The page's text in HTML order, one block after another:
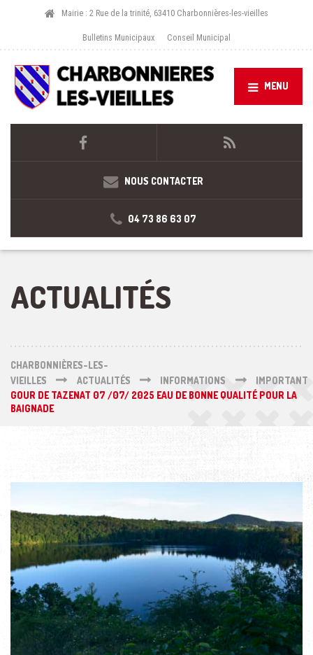
Mairie : 2 Rue de la trinité, 63410 Charbonnières-les-vieilles
Bulletins Municipaux Conseil Municipal
MENU
NOUS CONTACTER
04 73 86 63 07
ACTUALITÉS
CHARBONNIÈRES-LES-
VIEILLES
ACTUALITÉS INFORMATIONS
IMPORTANT
GOUR DE TAZENAT 07 /07/ 2025 EAU DE BONNE QUALITÉ POUR LA
BAIGNADE